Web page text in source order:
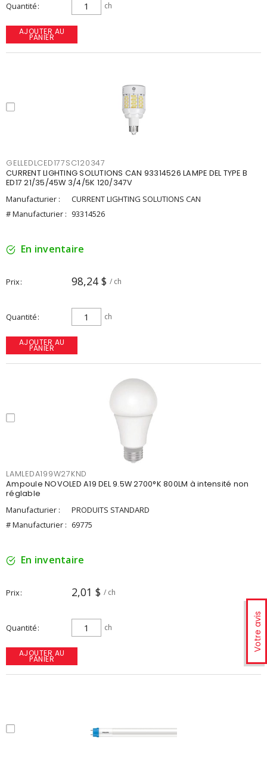
Votre avis
Quantité ch
AJOUTER AU
PANIER
GELLEDLCED177SC120347
CURRENT LIGHTING SOLUTIONS CAN 93314526 LAMPE DEL TYPE B
ED17 21/35/45W 3/4/5K 120/347V
Manufacturier :
CURRENT LIGHTING SOLUTIONS CAN
# Manufacturier : 93314526
En inventaire
Prix 98,24 $ / ch
Quantité ch
AJOUTER AU
PANIER
LAMLEDA199W27KND
Ampoule NOVOLED A19 DEL 9.5W 2700°K 800LM à intensité non
réglable
Manufacturier :
PRODUITS STANDARD
# Manufacturier : 69775
En inventaire
Prix 2,01 $ / ch
Quantité ch
AJOUTER AU
PANIER